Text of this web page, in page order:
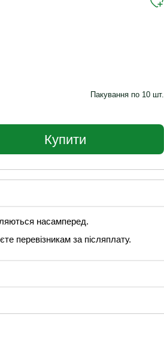
Пакування по 10 шт.
Купити
насамперед.
перевізникам за післяплату.